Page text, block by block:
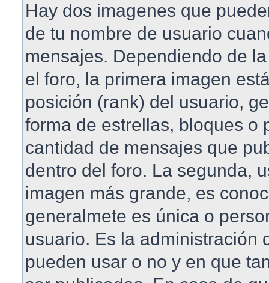
Hay dos imagenes que
de tu nombre de usuario
mensajes. Dependiendo de
el foro, la primera imagen
posición (rank) del usuario,
forma de estrellas, bloques o
cantidad de mensajes que
dentro del foro. La segunda,
imagen más grande, es
generalmete es única o
usuario. Es la administración
pueden usar o no y en que